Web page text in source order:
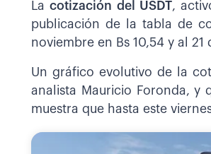
Lacotización del USDT,
publicación de la tabla de
noviembre en Bs 10,54 y al 21
Un gráfico evolutivo de la
analista Mauricio Foronda, y
muestra que hasta este